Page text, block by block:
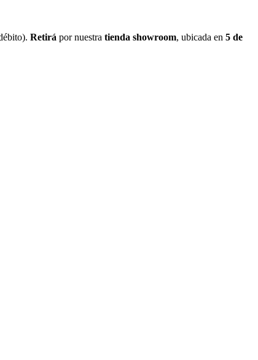
Retirá por nuestra tienda showroom, ubicada en 5 de